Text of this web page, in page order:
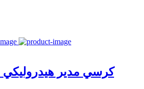
كرسي مدير هيدروليكي